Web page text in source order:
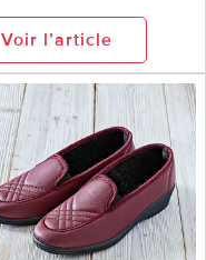
Voir l’article